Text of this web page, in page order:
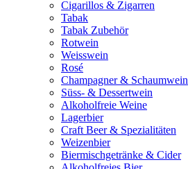
Cigarillos & Zigarren
Tabak
Tabak Zubehör
Rotwein
Weisswein
Rosé
Champagner & Schaumwein
Süss- & Dessertwein
Alkoholfreie Weine
Lagerbier
Craft Beer & Spezialitäten
Weizenbier
Biermischgetränke & Cider